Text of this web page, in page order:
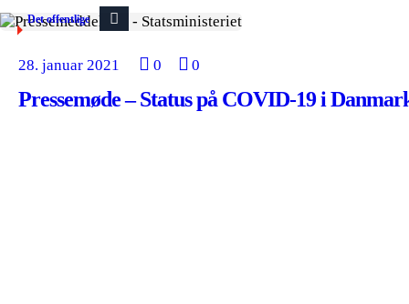
Det offentlige
28. januar 2021 0 0
Pressemøde – Status på COVID-19 i